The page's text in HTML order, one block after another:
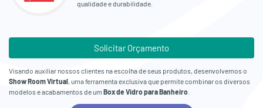
qualidade e durabilidade.
Solicitar Orçamento
Visando auxiliar nossos clientes na escolha de seus produtos, desenvolvemos o
Show Room Virtual , uma ferramenta exclusiva que permite combinar os diversos
modelos e acabamentos de um Box de Vidro para Banheiro